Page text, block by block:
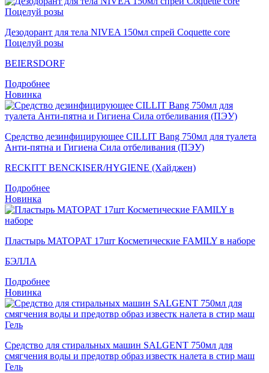
Дезодорант для тела NIVEA 150мл спрей Coquette core
Поцелуй розы
BEIERSDORF
Подробнее
Новинка
Средство дезинфицирующее CILLIT Bang 750мл для туалета
Анти-пятна и Гигиена Сила отбеливания (ПЭУ)
RECKITT BENCKISER/HYGIENE (Хайджен)
Подробнее
Новинка
Пластырь MATOPAT 17шт Косметические FAMILY в наборе
БЭЛЛА
Подробнее
Новинка
Средство для стиральных машин SALGENT 750мл для
смягчения воды и предотвр образ известк налета в стир маш
Гель